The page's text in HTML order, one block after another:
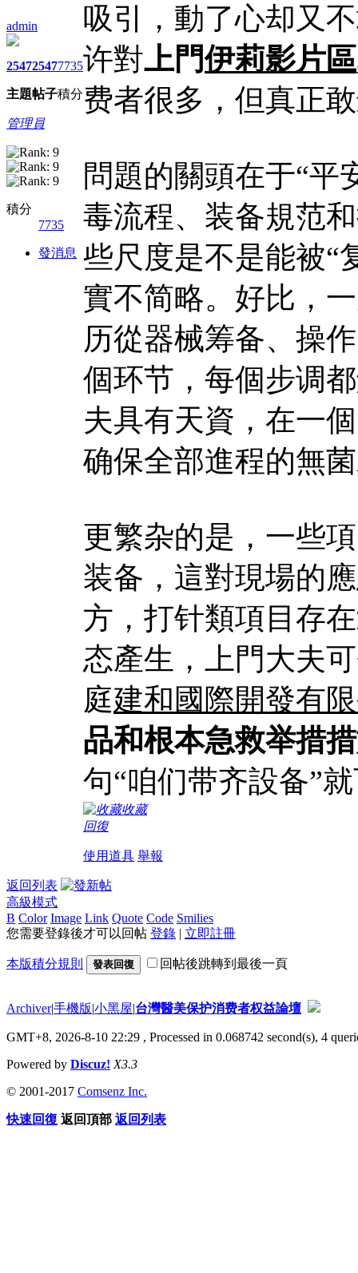
admin
2547
主題
2547
帖子
7735
積分
管理員
積分
7735
發消息
吸引，動了心却又
许對上門伊莉影片區
费者很多，但真正
問題的關頭在于“平
毒流程、装备規范
些尺度是不是能被“
實不简略。好比，
历從器械筹备、操
個环节，每個步调
夫具有天資，在一
确保全部進程的無
更繁杂的是，一些
装备，這對現場的
方，打针類項目存在
态產生，上門大夫
庭建和國際開發有
品和根本急救举措
句“咱们带齐設备”
收藏
回復
使用道具 舉報
返回列表
高級模式
B Color Image Link Quote Code Smilies
您需要登錄後才可以回帖 登錄 | 立即註冊
本版積分規則 發表回復 回帖後跳轉到最後一頁
Archiver|手機版|小黑屋|台灣醫美保护消费者权益論壇
GMT+8, 2026-8-10 22:29 , Processed in 0.068742 second(s), 4
Powered by Discuz! X3.3
© 2001-2017 Comsenz Inc.
快速回復 返回頂部 返回列表